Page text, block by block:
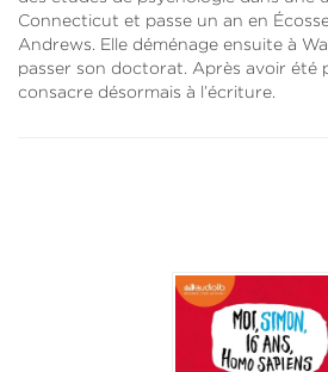
Connecticut et passe un an en
Andrews. Elle déménage ensuite à
passer son doctorat. Après avoir été
consacre désormais à l’écriture.